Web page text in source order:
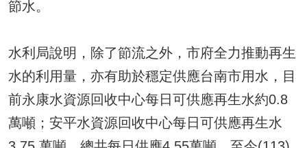
節水。
水利局說明，除了節流之外，市府全力推動再生
水的利用量，亦有助於穩定供應台南市用水，目
前永康水資源回收中心每日可供應再生水約0.8
萬噸；安平水資源回收中心每日可供應再生水